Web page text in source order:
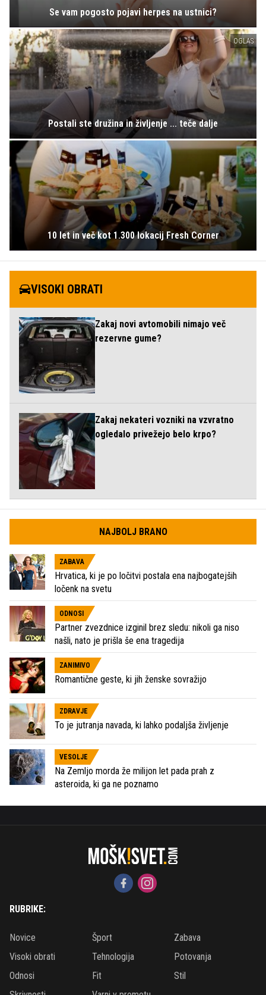
Se vam pogosto pojavi herpes na ustnici?
OGLAS
Postali ste družina in življenje ... teče dalje
10 let in več kot 1.300 lokacij Fresh Corner
VISOKI OBRATI
Zakaj novi avtomobili nimajo več
rezervne gume?
Zakaj nekateri vozniki na vzvratno
ogledalo privežejo belo krpo?
NAJBOLJ BRANO
ZABAVA
Hrvatica, ki je po ločitvi postala ena najbogatejših
ločenk na svetu
ODNOSI
Partner zvezdnice izginil brez sledu: nikoli ga niso
našli, nato je prišla še ena tragedija
ZANIMIVO
Romantične geste, ki jih ženske sovražijo
ZDRAVJE
To je jutranja navada, ki lahko podaljša življenje
VESOLJE
Na Zemljo morda že milijon let pada prah z
asteroida, ki ga ne poznamo
RUBRIKE:
Novice Šport
Zabava
Visoki obrati
Tehnologija
Potovanja
Odnosi
Fit
Stil